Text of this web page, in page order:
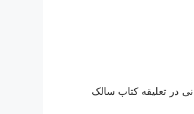
در تعلیقه کتاب سالک